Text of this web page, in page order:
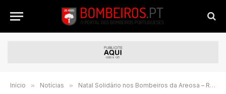
Início » Notícias » Natal Solidário nos Bombeiros da Areosa – Rio Tinto